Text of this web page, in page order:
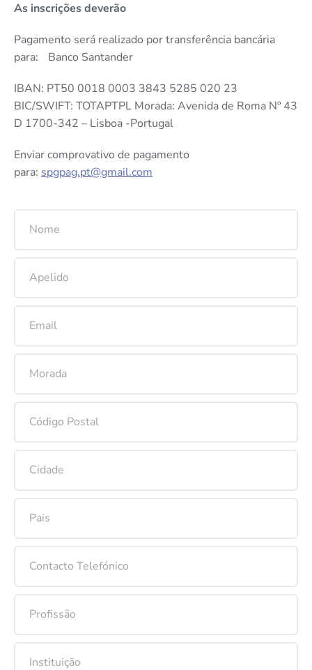
As inscrições deverão
Pagamento será realizado por transferência bancária
para: Banco Santander
IBAN: PT50 0018 0003 3843 5285 020 23
BIC/SWIFT: TOTAPTPL Morada: Avenida de Roma Nº 43
D 1700-342 – Lisboa -Portugal
Enviar comprovativo de pagamento
para: spgpag.pt@gmail.com